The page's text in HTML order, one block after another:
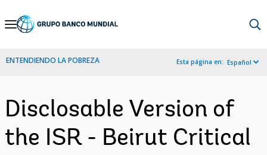
Skip
Navigation
ENTENDIENDO LA POBREZA Esta página en: Español
Disclosable Version of
the ISR - Beirut Critical